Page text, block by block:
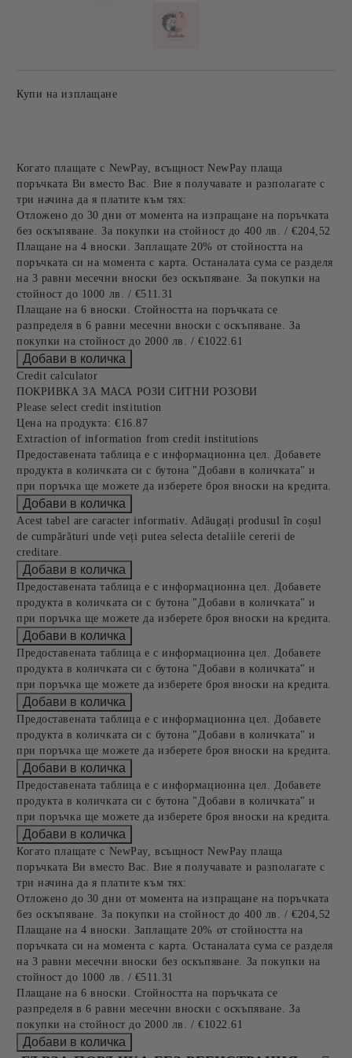
Купи на изплащане
Когато плащате с NewPay, всъщност NewPay плаща
поръчката Ви вместо Вас. Вие я получавате и разполагате с
три начина да я платите към тях:
Отложено до 30 дни от момента на изпращане на поръчката
без оскъпяване. За покупки на стойност до 400 лв. / €204,52
Плащане на 4 вноски. Заплащате 20% от стойността на
поръчката си на момента с карта. Останалата сума се разделя
на 3 равни месечни вноски без оскъпяване. За покупки на
стойност до 1000 лв. / €511.31
Плащане на 6 вноски. Стойността на поръчката се
разпределя в 6 равни месечни вноски с оскъпяване. За
покупки на стойност до 2000 лв. / €1022.61
Credit calculator
ПОКРИВКА ЗА МАСА РОЗИ СИТНИ РОЗОВИ
Please select credit institution
Цена на продукта: €16.87
Extraction of information from credit institutions
Предоставената таблица е с информационна цел. Добавете
продукта в количката си с бутона "Добави в количката" и
при поръчка ще можете да изберете броя вноски на кредита.
Acest tabel are caracter informativ. Adăugați produsul în coșul
de cumpărături unde veți putea selecta detaliile cererii de
creditare.
Предоставената таблица е с информационна цел. Добавете
продукта в количката си с бутона "Добави в количката" и
при поръчка ще можете да изберете броя вноски на кредита.
Предоставената таблица е с информационна цел. Добавете
продукта в количката си с бутона "Добави в количката" и
при поръчка ще можете да изберете броя вноски на кредита.
Предоставената таблица е с информационна цел. Добавете
продукта в количката си с бутона "Добави в количката" и
при поръчка ще можете да изберете броя вноски на кредита.
Предоставената таблица е с информационна цел. Добавете
продукта в количката си с бутона "Добави в количката" и
при поръчка ще можете да изберете броя вноски на кредита.
Когато плащате с NewPay, всъщност NewPay плаща
поръчката Ви вместо Вас. Вие я получавате и разполагате с
три начина да я платите към тях:
Отложено до 30 дни от момента на изпращане на поръчката
без оскъпяване. За покупки на стойност до 400 лв. / €204,52
Плащане на 4 вноски. Заплащате 20% от стойността на
поръчката си на момента с карта. Останалата сума се разделя
на 3 равни месечни вноски без оскъпяване. За покупки на
стойност до 1000 лв. / €511.31
Плащане на 6 вноски. Стойността на поръчката се
разпределя в 6 равни месечни вноски с оскъпяване. За
покупки на стойност до 2000 лв. / €1022.61